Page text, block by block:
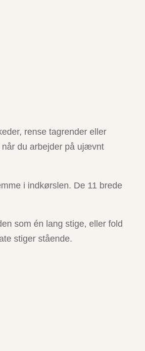
rense tagrender eller
du arbejder på ujævnt
i indkørslen. De 11 brede
som én lang stige, eller fold
stiger stående.